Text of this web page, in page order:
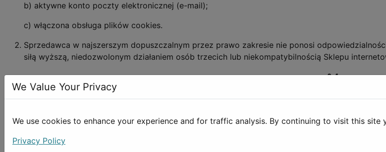
b) aktywne konto poczty elektronicznej (e-mail);
c) włączona obsługa plików cookies.
Sprzedawca w najszerszym dopuszczalnym przez prawo zakresie nie ponosi
siłą wyższą, niedozwolonym działaniem osób trzecich lub niekompatybilnością Sklepu
§ 4
W celu zawarcia umowy sprzedaży Towaru poprzez Sklep należy wejść na stronę
Rejestracja użytkownika nie jest obowiązkowa, ale zarejestrowanie się w sklepie pozwala
We Value Your Privacy
We use cookies to enhance your experience and for traffic analysis. By continuing to visit this site
Privacy Policy